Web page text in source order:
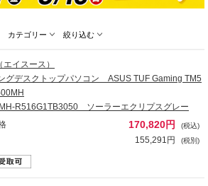
カテゴリー 絞り込む
イスース）
グデスクトップパソコン ASUS TUF Gaming TM5
R516G1TB3050 ソーラーエクリプスグレー
170,820円 (税込)
155,291円 (税別)